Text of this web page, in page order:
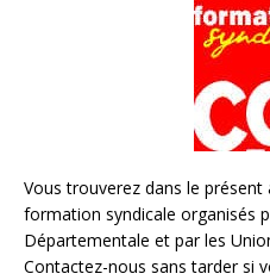
Vous trouverez dans le
formation syndicale organisés
Départementale et par les
Contactez-nous sans tarder si